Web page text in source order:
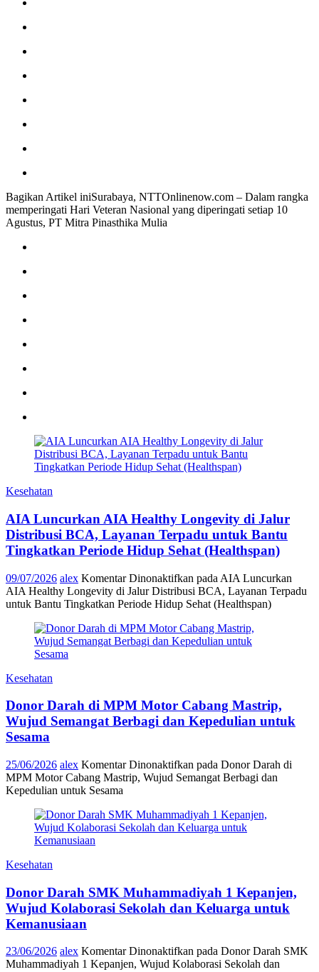
Bagikan Artikel iniSurabaya, NTTOnlinenow.com – Dalam rangka
memperingati Hari Veteran Nasional yang diperingati setiap 10
Agustus, PT Mitra Pinasthika Mulia
Kesehatan
AIA Luncurkan AIA Healthy Longevity di Jalur
Distribusi BCA, Layanan Terpadu untuk Bantu
Tingkatkan Periode Hidup Sehat (Healthspan)
09/07/2026 alex Komentar Dinonaktifkan pada AIA Luncurkan
AIA Healthy Longevity di Jalur Distribusi BCA, Layanan Terpadu
untuk Bantu Tingkatkan Periode Hidup Sehat (Healthspan)
Kesehatan
Donor Darah di MPM Motor Cabang Mastrip,
Wujud Semangat Berbagi dan Kepedulian untuk
Sesama
25/06/2026 alex Komentar Dinonaktifkan pada Donor Darah di
MPM Motor Cabang Mastrip, Wujud Semangat Berbagi dan
Kepedulian untuk Sesama
Kesehatan
Donor Darah SMK Muhammadiyah 1 Kepanjen,
Wujud Kolaborasi Sekolah dan Keluarga untuk
Kemanusiaan
23/06/2026 alex Komentar Dinonaktifkan pada Donor Darah SMK
Muhammadiyah 1 Kepanjen, Wujud Kolaborasi Sekolah dan